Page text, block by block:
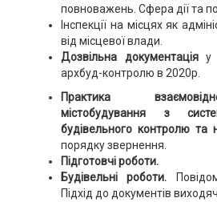
повноважень. Сфера дії та
Інспекції на місцях як
від місцевої влади.
Дозвільна документаціяу
архбуд-контролю в 2020р.
Практика
містобудування з
будівельного контролю та
порядку звернення.
Підготовчі роботи.
Будівельні роботи.
Підхід до документів